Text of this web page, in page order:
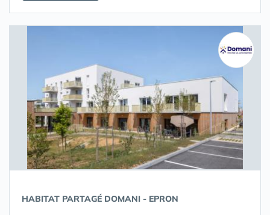
HABITAT PARTAGÉ DOMANI - EPRON